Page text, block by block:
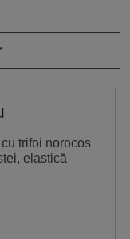
ocazii speciale,
poate fi și
din secțiunea
casa ta
sunt asociate
trifoi norocos
elastică